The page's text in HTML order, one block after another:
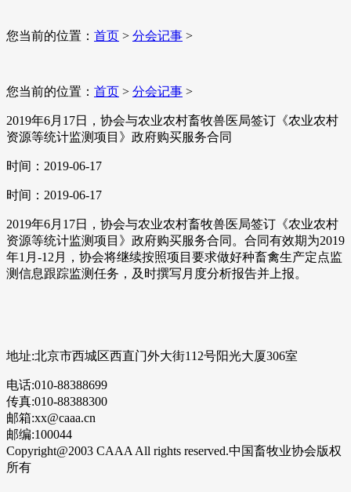
您当前的位置： 首页 > 分会记事 >
您当前的位置： 首页 > 分会记事 >
2019年6月17日，协会与农业农村畜牧兽医局签订《农业农村
资源等统计监测项目》政府购买服务合同
时间：2019-06-17
时间：2019-06-17
2019年6月17日，协会与农业农村畜牧兽医局签订《农业农村
资源等统计监测项目》政府购买服务合同。合同有效期为2019
年1月-12月，协会将继续按照项目要求做好种畜禽生产定点监
测信息跟踪监测任务，及时撰写月度分析报告并上报。
地址:北京市西城区西直门外大街112号阳光大厦306室
电话:010-88388699
传真:010-88388300
邮箱:xx@caaa.cn
邮编:100044
Copyright@2003 CAAA All rights reserved.中国畜牧业协会版权
所有